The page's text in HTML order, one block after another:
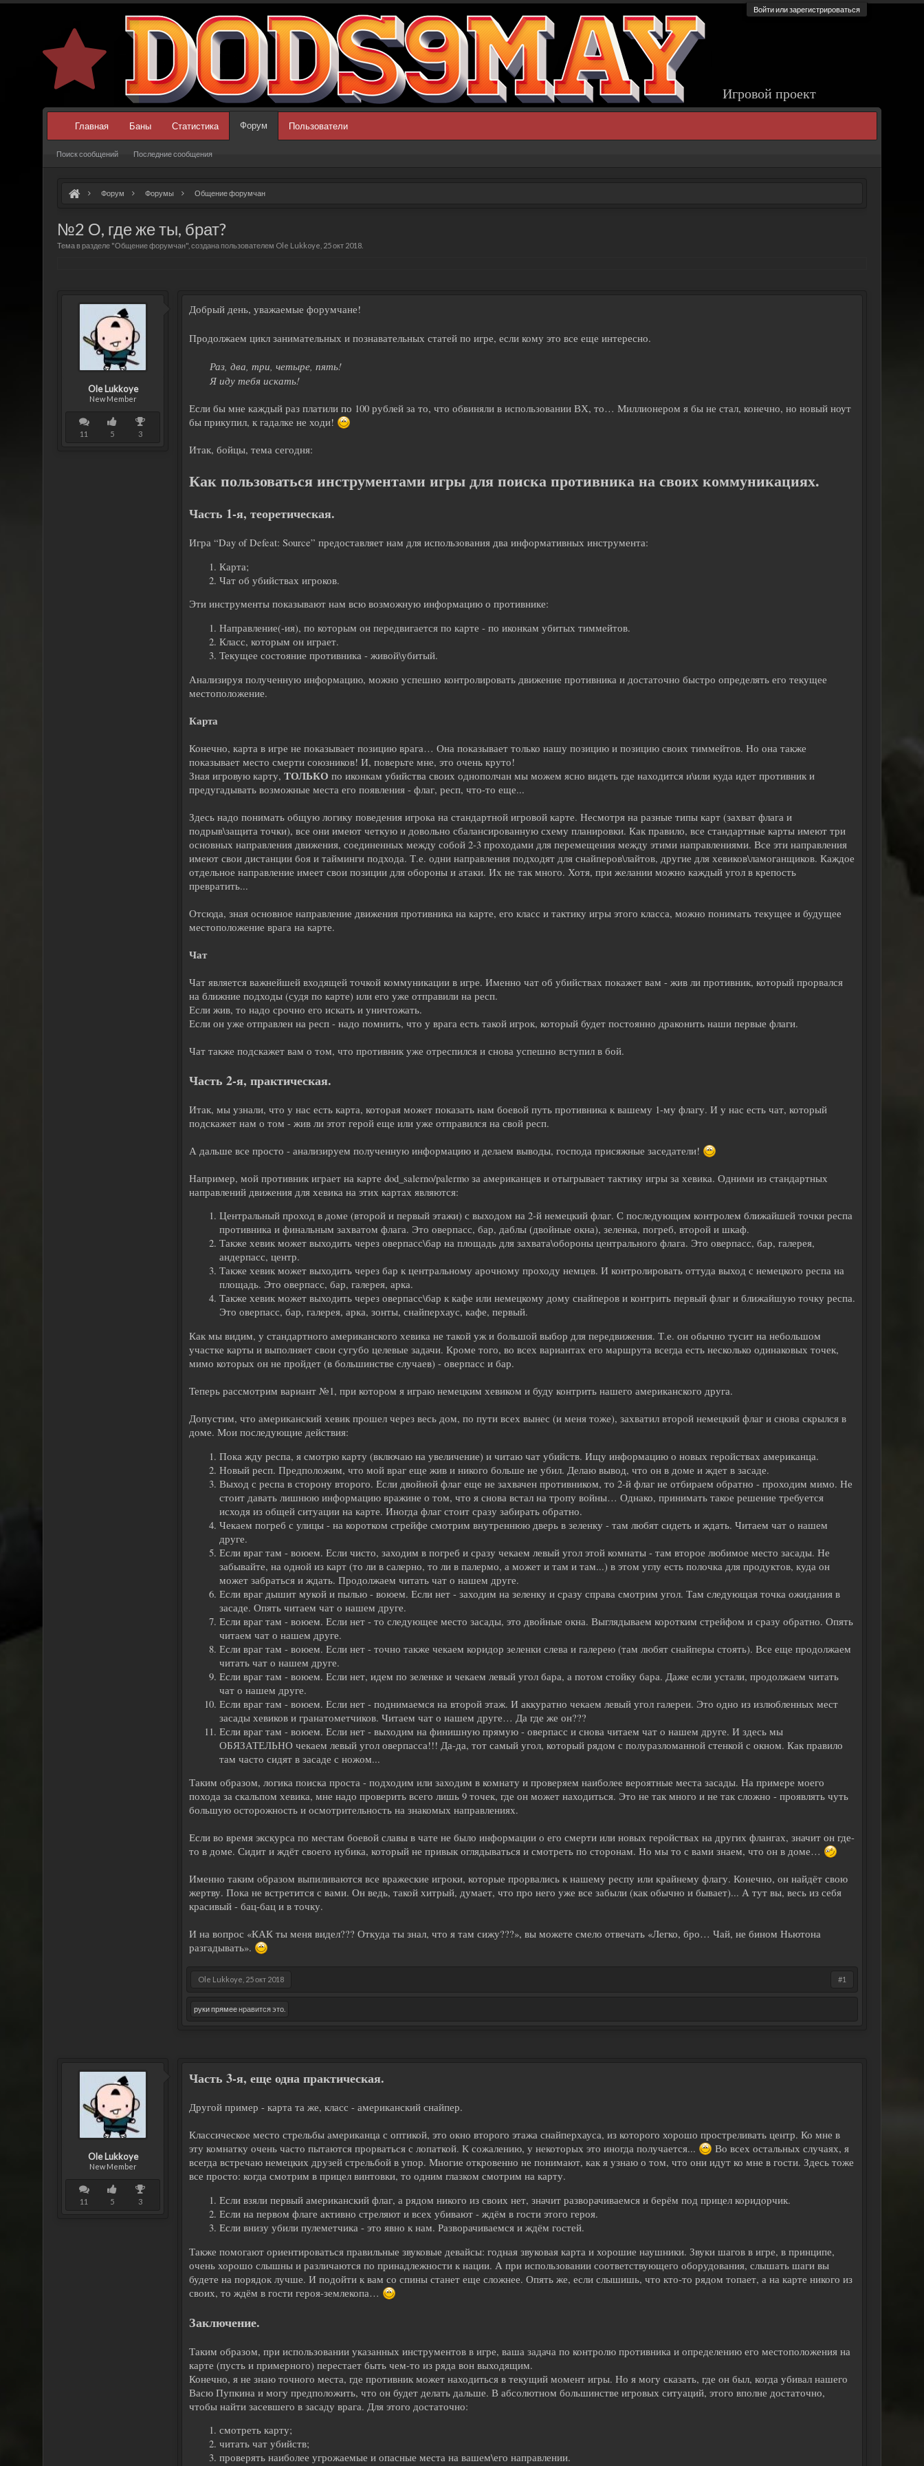
Войти или зарегистрироваться
Форум Форумы Общение форумчан
№2 О, где же ты, брат?
Тема в разделе "Общение форумчан", создана пользователем Ole Lukkoye 25 окт 2018
Ole Lukkoye
New Member
11 5 3
Добрый день, уважаемые форумчане!
Продолжаем цикл занимательных и познавательных статей по игре, если кому это все еще интересно.
Раз, два, три, четыре, пять!
Я иду тебя искать!
Если бы мне каждый раз платили по 100 рублей за то, что обвиняли в использовании ВХ, то… Миллионером я бы не стал, конечно, но новый ноут
бы прикупил, к гадалке не ходи!
Итак, бойцы, тема сегодня:
Как пользоваться инструментами игры для поиска противника на своих коммуникациях.
Часть 1-я, теоретическая.
Игра “Day of Defeat: Source” предоставляет нам для использования два информативных инструмента:
Карта;
Чат об убийствах игроков.
Эти инструменты показывают нам всю возможную информацию о противнике:
Направление(-ия), по которым он передвигается по карте - по иконкам убитых тиммейтов.
Класс, которым он играет.
Текущее состояние противника - живой\убитый.
Анализируя полученную информацию, можно успешно контролировать движение противника и достаточно быстро определять его текущее
местоположение.
Карта
Конечно, карта в игре не показывает позицию врага… Она показывает только нашу позицию и позицию своих тиммейтов. Но она также
показывает место смерти союзников! И, поверьте мне, это очень круто!
Зная игровую карту, ТОЛЬКО по иконкам убийства своих однополчан мы можем ясно видеть где находится и\или куда идет противник и
предугадывать возможные места его появления - флаг, респ, что-то еще...
Здесь надо понимать общую логику поведения игрока на стандартной игровой карте. Несмотря на разные типы карт (захват флага и
подрыв\защита точки), все они имеют четкую и довольно сбалансированную схему планировки. Как правило, все стандартные карты имеют три
основных направления движения, соединенных между собой 2-3 проходами для перемещения между этими направлениями. Все эти направления
имеют свои дистанции боя и тайминги подхода. Т.е. одни направления подходят для снайперов\лайтов, другие для хевиков\ламоганщиков. Каждое
отдельное направление имеет свои позиции для обороны и атаки. Их не так много. Хотя, при желании можно каждый угол в крепость
превратить...
Отсюда, зная основное направление движения противника на карте, его класс и тактику игры этого класса, можно понимать текущее и будущее
местоположение врага на карте.
Чат
Чат является важнейшей входящей точкой коммуникации в игре. Именно чат об убийствах покажет вам - жив ли противник, который прорвался
на ближние подходы (судя по карте) или его уже отправили на респ.
Если жив, то надо срочно его искать и уничтожать.
Если он уже отправлен на респ - надо помнить, что у врага есть такой игрок, который будет постоянно драконить наши первые флаги.
Чат также подскажет вам о том, что противник уже отреспился и снова успешно вступил в бой.
Часть 2-я, практическая.
Итак, мы узнали, что у нас есть карта, которая может показать нам боевой путь противника к вашему 1-му флагу. И у нас есть чат, который
подскажет нам о том - жив ли этот герой еще или уже отправился на свой респ.
А дальше все просто - анализируем полученную информацию и делаем выводы, господа присяжные заседатели!
Например, мой противник играет на карте dod_salerno/palermo за американцев и отыгрывает тактику игры за хевика. Одними из стандартных
направлений движения для хевика на этих картах являются:
Центральный проход в доме (второй и первый этажи) с выходом на 2-й немецкий флаг. С последующим контролем ближайшей точки респа
противника и финальным захватом флага. Это оверпасс, бар, даблы (двойные окна), зеленка, погреб, второй и шкаф.
Также хевик может выходить через оверпасс\бар на площадь для захвата\обороны центрального флага. Это оверпасс, бар, галерея,
андерпасс, центр.
Также хевик может выходить через бар к центральному арочному проходу немцев. И контролировать оттуда выход с немецкого респа на
площадь. Это оверпасс, бар, галерея, арка.
Также хевик может выходить через оверпасс\бар к кафе или немецкому дому снайперов и контрить первый флаг и ближайшую точку респа.
Это оверпасс, бар, галерея, арка, зонты, снайперхаус, кафе, первый.
Как мы видим, у стандартного американского хевика не такой уж и большой выбор для передвижения. Т.е. он обычно тусит на небольшом
участке карты и выполняет свои сугубо целевые задачи. Кроме того, во всех вариантах его маршрута всегда есть несколько одинаковых точек,
мимо которых он не пройдет (в большинстве случаев) - оверпасс и бар.
Теперь рассмотрим вариант №1, при котором я играю немецким хевиком и буду контрить нашего американского друга.
Допустим, что американский хевик прошел через весь дом, по пути всех вынес (и меня тоже), захватил второй немецкий флаг и снова скрылся в
доме. Мои последующие действия:
Пока жду респа, я смотрю карту (включаю на увеличение) и читаю чат убийств. Ищу информацию о новых геройствах американца.
Новый респ. Предположим, что мой враг еще жив и никого больше не убил. Делаю вывод, что он в доме и ждет в засаде.
Выход с респа в сторону второго. Если двойной флаг еще не захвачен противником, то 2-й флаг не отбираем обратно - проходим мимо. Не
стоит давать лишнюю информацию вражине о том, что я снова встал на тропу войны… Однако, принимать такое решение требуется
исходя из общей ситуации на карте. Иногда флаг стоит сразу забирать обратно.
Чекаем погреб с улицы - на коротком стрейфе смотрим внутреннюю дверь в зеленку - там любят сидеть и ждать. Читаем чат о нашем
друге.
Если враг там - воюем. Если чисто, заходим в погреб и сразу чекаем левый угол этой комнаты - там второе любимое место засады. Не
забывайте, на одной из карт (то ли в салерно, то ли в палермо, а может и там и там...) в этом углу есть полочка для продуктов, куда он
может забраться и ждать. Продолжаем читать чат о нашем друге.
Если враг дышит мукой и пылью - воюем. Если нет - заходим на зеленку и сразу справа смотрим угол. Там следующая точка ожидания в
засаде. Опять читаем чат о нашем друге.
Если враг там - воюем. Если нет - то следующее место засады, это двойные окна. Выглядываем коротким стрейфом и сразу обратно. Опять
читаем чат о нашем друге.
Если враг там - воюем. Если нет - точно также чекаем коридор зеленки слева и галерею (там любят снайперы стоять). Все еще продолжаем
читать чат о нашем друге.
Если враг там - воюем. Если нет, идем по зеленке и чекаем левый угол бара, а потом стойку бара. Даже если устали, продолжаем читать
чат о нашем друге.
Если враг там - воюем. Если нет - поднимаемся на второй этаж. И аккуратно чекаем левый угол галереи. Это одно из излюбленных мест
засады хевиков и гранатометчиков. Читаем чат о нашем друге… Да где же он???
Если враг там - воюем. Если нет - выходим на финишную прямую - оверпасс и снова читаем чат о нашем друге. И здесь мы
ОБЯЗАТЕЛЬНО чекаем левый угол оверпасса!!! Да-да, тот самый угол, который рядом с полуразломанной стенкой с окном. Как правило
там часто сидят в засаде с ножом...
Таким образом, логика поиска проста - подходим или заходим в комнату и проверяем наиболее вероятные места засады. На примере моего
похода за скальпом хевика, мне надо проверить всего лишь 9 точек, где он может находиться. Это не так много и не так сложно - проявлять чуть
большую осторожность и осмотрительность на знакомых направлениях.
Если во время экскурса по местам боевой славы в чате не было информации о его смерти или новых геройствах на других флангах, значит он где-
то в доме. Сидит и ждёт своего нубика, который не привык оглядываться и смотреть по сторонам. Но мы то с вами знаем, что он в доме…
Именно таким образом выпиливаются все вражеские игроки, которые прорвались к нашему респу или крайнему флагу. Конечно, он найдёт свою
жертву. Пока не встретится с вами. Он ведь, такой хитрый, думает, что про него уже все забыли (как обычно и бывает)... А тут вы, весь из себя
красивый - бац-бац и в точку.
И на вопрос «КАК ты меня видел??? Откуда ты знал, что я там сижу???», вы можете смело отвечать «Легко, бро… Чай, не бином Ньютона
разгадывать».
Ole Lukkoye 25 окт 2018 #1
руки прямеенравится это.
Ole Lukkoye
New Member
11 5 3
Часть 3-я, еще одна практическая.
Другой пример - карта та же, класс - американский снайпер.
Классическое место стрельбы американца с оптикой, это окно второго этажа снайперхауса, из которого хорошо простреливать центр. Ко мне в
эту комнатку очень часто пытаются прорваться с лопаткой. К сожалению, у некоторых это иногда получается...
Во всех остальных случаях, я
всегда встречаю немецких друзей стрельбой в упор. Многие откровенно не понимают, как я узнаю о том, что они идут ко мне в гости. Здесь тоже
все просто: когда смотрим в прицел винтовки, то одним глазком смотрим на карту.
Если взяли первый американский флаг, а рядом никого из своих нет, значит разворачиваемся и берём под прицел коридорчик.
Если на первом флаге активно стреляют и всех убивают - ждём в гости этого героя.
Если внизу убили пулеметчика - это явно к нам. Разворачиваемся и ждём гостей.
Также помогают ориентироваться правильные звуковые девайсы: годная звуковая карта и хорошие наушники. Звуки шагов в игре, в принципе,
очень хорошо слышны и различаются по принадлежности к нации. А при использовании соответствующего оборудования, слышать шаги вы
будете на порядок лучше. И подойти к вам со спины станет еще сложнее. Опять же, если слышишь, что кто-то рядом топает, а на карте никого из
своих, то ждём в гости героя-землекопа…
Заключение.
Таким образом, при использовании указанных инструментов в игре, ваша задача по контролю противника и определению его местоположения на
карте (пусть и примерного) перестает быть чем-то из ряда вон выходящим.
Конечно, я не знаю точного места, где противник может находиться в текущий момент игры. Но я могу сказать, где он был, когда убивал нашего
Васю Пупкина и могу предположить, что он будет делать дальше. В абсолютном большинстве игровых ситуаций, этого вполне достаточно,
чтобы найти засевшего в засаду врага. Для этого достаточно:
смотреть карту;
читать чат убийств;
проверять наиболее угрожаемые и опасные места на вашем\его направлении.
Игровой проект
Главная Баны Статистика Форум
Поиск сообщений Последние сообщения
Пользователи